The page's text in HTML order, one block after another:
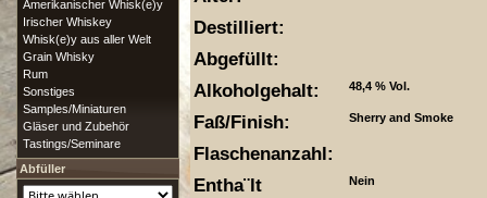
Destilliert:
Abgefüllt:
Alkoholgehalt:
48,4 % Vol.
Faß/Finish: Sherry and Smoke
Flaschenanzahl:
Entha¨lt
Nein
Amerikanischer Whisk(e)y
Irischer Whiskey
Whisk(e)y aus aller Welt
Grain Whisky
Rum
Sonstiges
Samples/Miniaturen
Gläser und Zubehör
Tastings/Seminare
Abfüller